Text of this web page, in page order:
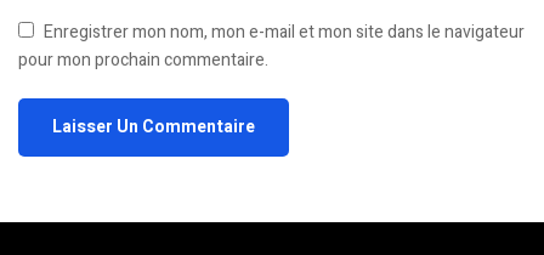
Enregistrer mon nom, mon e-mail et mon site dans le navigateur
pour mon prochain commentaire.